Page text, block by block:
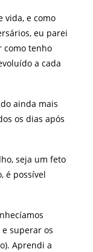
vida, e como
eu parei
como tenho
a cada
ainda mais
os dias após
seja um feto
é possível
superar os
Aprendi a